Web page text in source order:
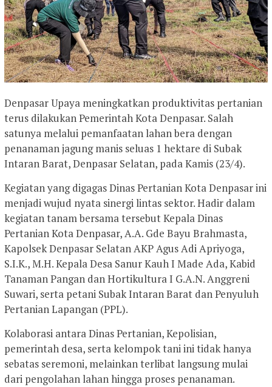
Denpasar Upaya meningkatkan produktivitas pertanian
terus dilakukan Pemerintah Kota Denpasar. Salah
satunya melalui pemanfaatan lahan bera dengan
penanaman jagung manis seluas 1 hektare di Subak
Intaran Barat, Denpasar Selatan, pada Kamis (23/4).
Kegiatan yang digagas Dinas Pertanian Kota Denpasar ini
menjadi wujud nyata sinergi lintas sektor. Hadir dalam
kegiatan tanam bersama tersebut Kepala Dinas
Pertanian Kota Denpasar, A.A. Gde Bayu Brahmasta,
Kapolsek Denpasar Selatan AKP Agus Adi Apriyoga,
S.I.K., M.H. Kepala Desa Sanur Kauh I Made Ada, Kabid
Tanaman Pangan dan Hortikultura I G.A.N. Anggreni
Suwari, serta petani Subak Intaran Barat dan Penyuluh
Pertanian Lapangan (PPL).
Kolaborasi antara Dinas Pertanian, Kepolisian,
pemerintah desa, serta kelompok tani ini tidak hanya
sebatas seremoni, melainkan terlibat langsung mulai
dari pengolahan lahan hingga proses penanaman.